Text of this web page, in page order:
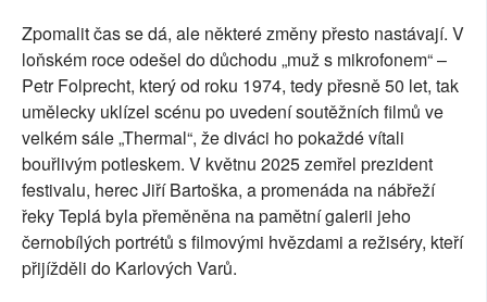
Zpomalit čas se dá, ale některé změny přesto nastávají. V
loňském roce odešel do důchodu „muž s mikrofonem“ –
Petr Folprecht, který od roku 1974, tedy přesně 50 let, tak
umělecky uklízel scénu po uvedení soutěžních filmů ve
velkém sále „Thermal“, že diváci ho pokaždé vítali
bouřlivým potleskem. V květnu 2025 zemřel prezident
festivalu, herec Jiří Bartoška, a promenáda na nábřeží
řeky Teplá byla přeměněna na pamětní galerii jeho
černobílých portrétů s filmovými hvězdami a režiséry, kteří
přijížděli do Karlových Varů.